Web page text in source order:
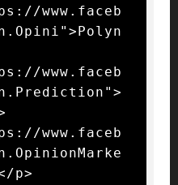
www.faceb
www.faceb
www.faceb
p>